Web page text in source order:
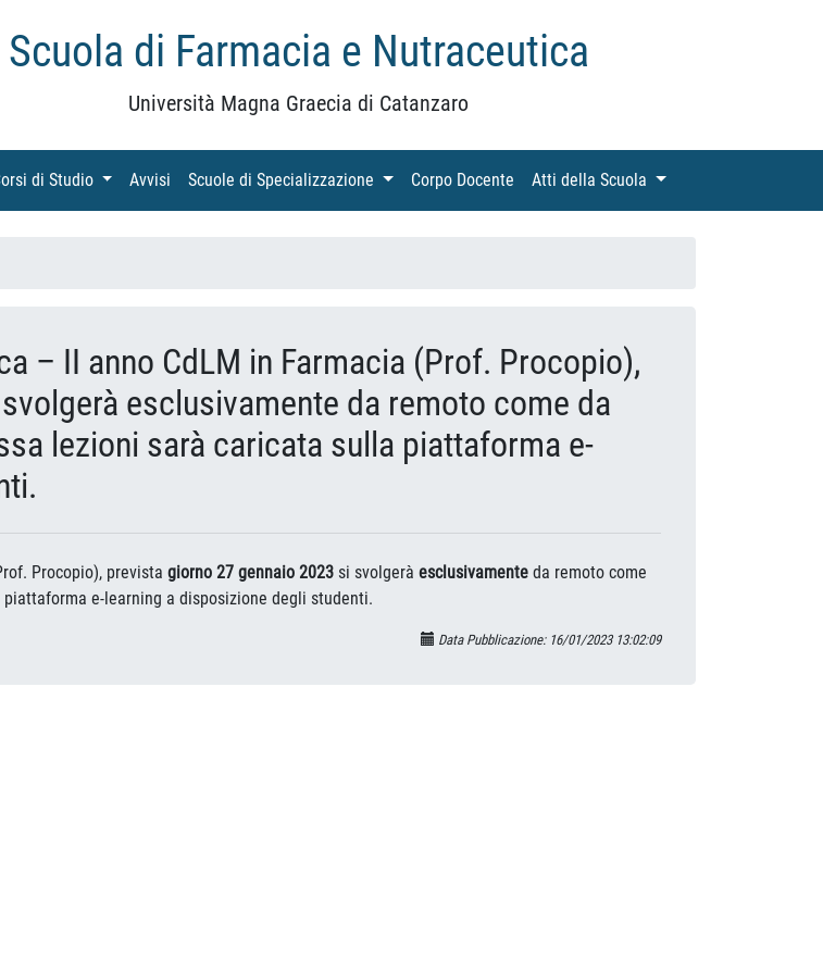
Scuola di Farmacia e Nutraceutica
Università Magna Graecia di Catanzaro
di Studio (current)
Avvisi (current)
Scuole di Specializzazione (current)Corpo Docente (current)
Atti della Scuola (current)
– II anno CdLM in Farmacia (Prof. Procopio),
esclusivamente da remoto come da
lezioni sarà caricata sulla piattaforma e-
Procopio), prevista giorno 27 gennaio 2023 si svolgerà esclusivamente da remoto come
e-learning a disposizione degli studenti.
Data Pubblicazione: 16/01/2023 13:02:09